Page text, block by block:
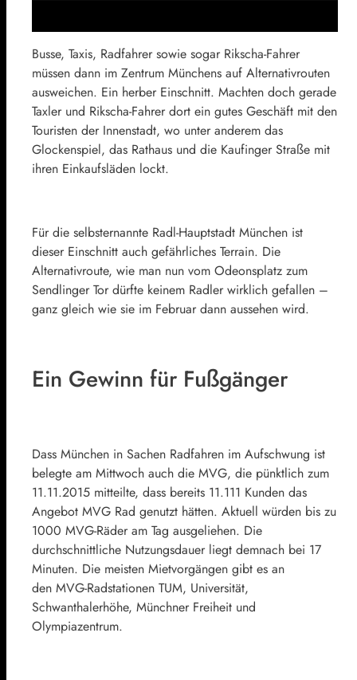
Busse, Taxis, Radfahrer sowie sogar Rikscha-Fahrer
müssen dann im Zentrum Münchens auf Alternativrouten
ausweichen. Ein herber Einschnitt. Machten doch gerade
Taxler und Rikscha-Fahrer dort ein gutes Geschäft mit den
Touristen der Innenstadt, wo unter anderem das
Glockenspiel, das Rathaus und die Kaufinger Straße mit
ihren Einkaufsläden lockt.
Für die selbsternannte Radl-Hauptstadt München ist
dieser Einschnitt auch gefährliches Terrain. Die
Alternativroute, wie man nun vom Odeonsplatz zum
Sendlinger Tor dürfte keinem Radler wirklich gefallen –
ganz gleich wie sie im Februar dann aussehen wird.
Ein Gewinn für Fußgänger
Dass München in Sachen Radfahren im Aufschwung ist
belegte am Mittwoch auch die MVG, die pünktlich zum
11.11.2015 mitteilte, dass bereits 11.111 Kunden das
Angebot MVG Rad genutzt hätten. Aktuell würden bis zu
1000 MVG-Räder am Tag ausgeliehen. Die
durchschnittliche Nutzungsdauer liegt demnach bei 17
Minuten. Die meisten Mietvorgängen gibt es an
den MVG-Radstationen TUM, Universität,
Schwanthalerhöhe, Münchner Freiheit und
Olympiazentrum.